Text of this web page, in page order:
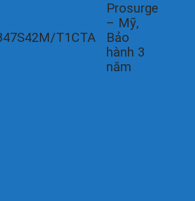
T1CTA
Prosurge
– Mỹ,
Bảo
hành 3
năm